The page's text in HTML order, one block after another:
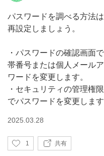
パスワードを調べる方法
再設定しましょう。
・パスワードの確認画面
帯番号または個人メール
ワードを変更します。
・セキュリティの管理権
でパスワードを変更します
2025.03.28
い
1 共有